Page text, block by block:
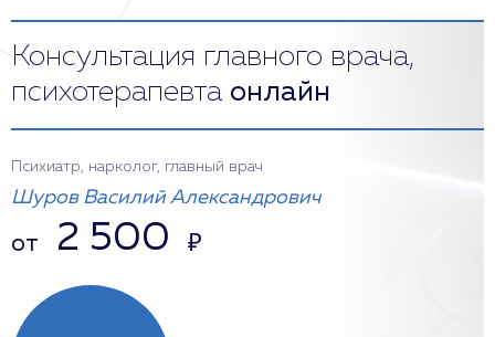
Консультация главного врача,
психотерапевта онлайн
Психиатр, нарколог, главный врач
Шуров Василий Александрович
от 2 500 ₽